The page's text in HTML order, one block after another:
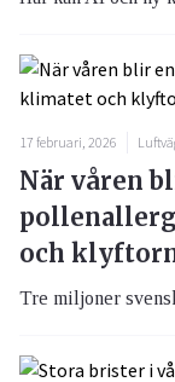
17 februari, 2026
När våren
och
Tre miljoner